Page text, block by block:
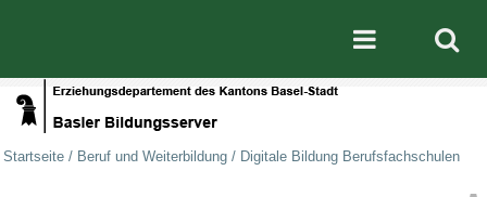
Mobile
Startseite / Beruf und Weiterbildung / Digitale Bildung Berufsfachschulen